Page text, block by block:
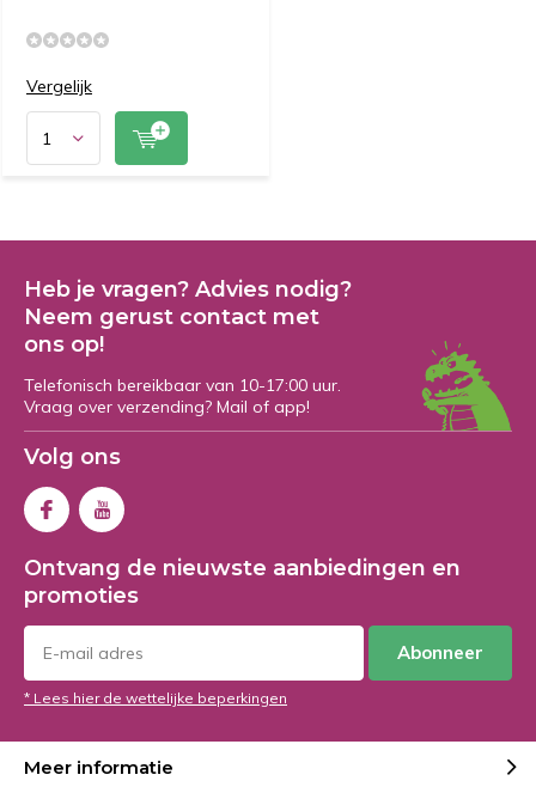
Vergelijk
Heb je vragen? Advies nodig?
Neem gerust contact met
ons op!
Telefonisch bereikbaar van 10-17:00 uur.
Vraag over verzending? Mail of app!
Volg ons
Ontvang de nieuwste aanbiedingen en
promoties
Abonneer
* Lees hier de wettelijke beperkingen
Meer informatie